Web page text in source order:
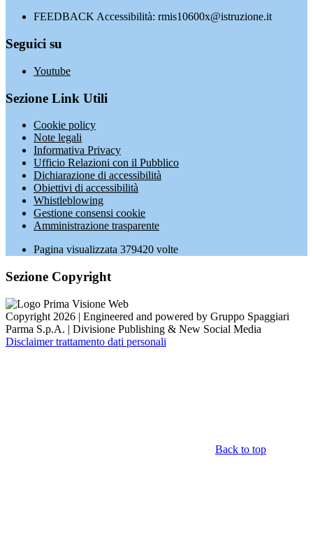
FEEDBACK Accessibilità: rmis10600x@istruzione.it
Seguici su
Youtube
Sezione Link Utili
Cookie policy
Note legali
Informativa Privacy
Ufficio Relazioni con il Pubblico
Dichiarazione di accessibilità
Obiettivi di accessibilità
Whistleblowing
Gestione consensi cookie
Amministrazione trasparente
Pagina visualizzata 379420 volte
Sezione Copyright
Copyright 2026 | Engineered and powered by Gruppo Spaggiari
Parma S.p.A. | Divisione Publishing & New Social Media
Disclaimer trattamento dati personali
Back to top